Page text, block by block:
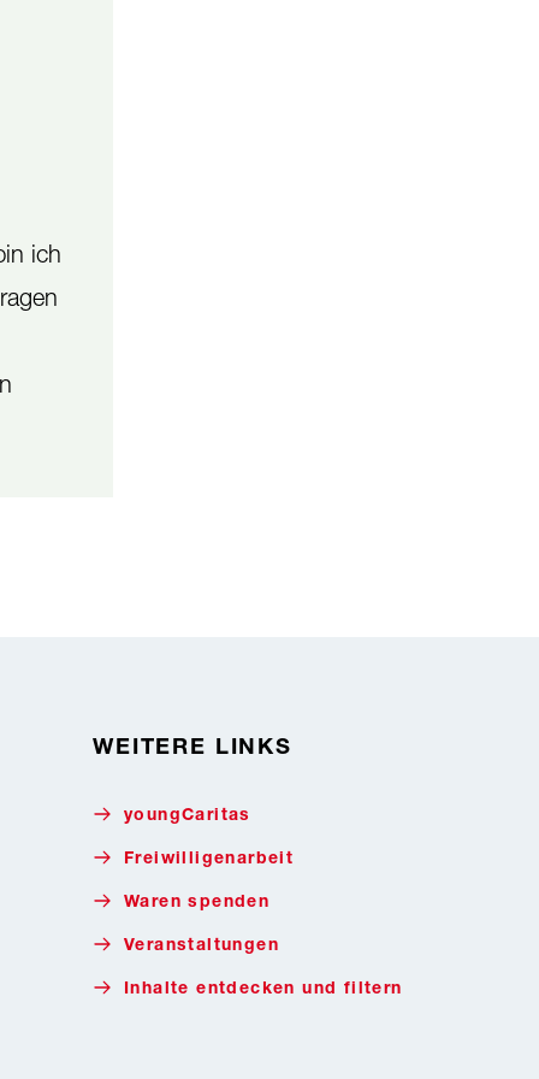
ich
WEITERE LINKS
youngCaritas
Freiwilligenarbeit
Waren spenden
Veranstaltungen
Inhalte entdecken und filtern